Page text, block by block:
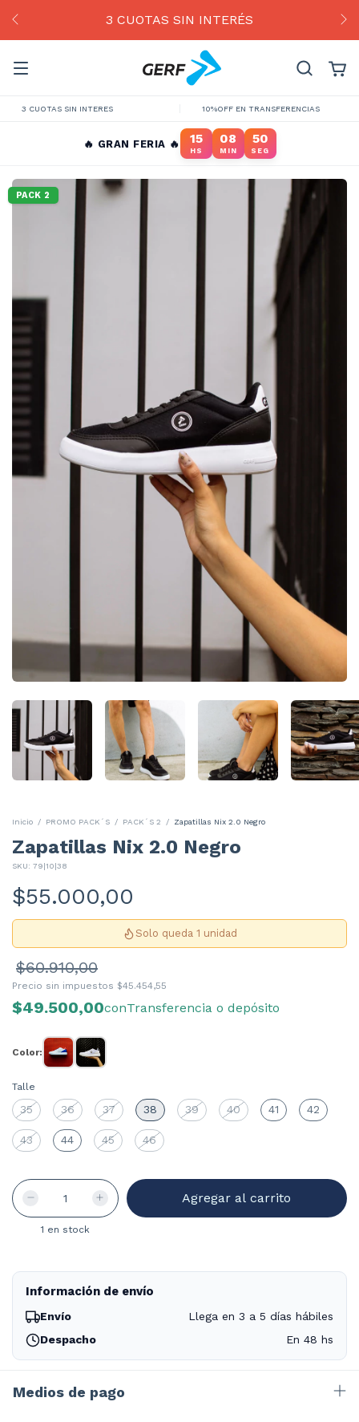
3 CUOTAS SIN INTERÉS
3 CUOTAS SIN INTERES 10%OFF EN TRANSFERENCIAS
🔥 GRAN FERIA 🔥 15
HS
08
MIN
49
SEG
PACK 2
Inicio / PROMO PACK´S / PACK´S 2 / Zapatillas Nix 2.0 Negro
Zapatillas Nix 2.0 Negro
SKU: 79|10|38
$55.000,00
Solo queda 1 unidad
$60.910,00
Precio sin impuestos $45.454,55
$49.500,00conTransferencia o depósito
Color:
Talle
35 36 37 38 39 40 41 42
43 44 45 46
1 en stock
Información de envío
Envío
Llega en 3 a 5 días hábiles
Despacho
En 48 hs
Medios de pago